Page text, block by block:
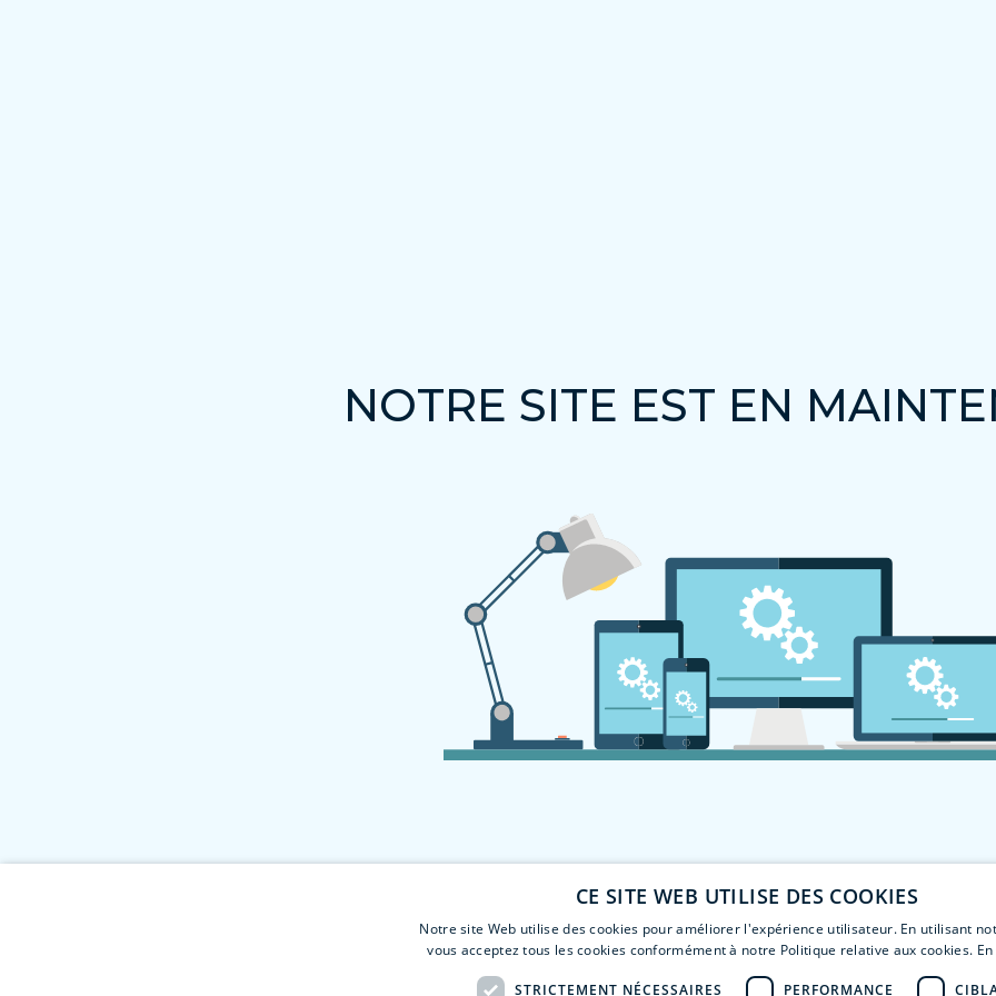
NOTRE SITE EST EN
CE SITE WEB UTILISE DES COOKIES
Notre site Web utilise des cookies pour améliorer l'expérience utilisateur. En utilisant
vous acceptez tous les cookies conformément à notre Politique relative aux cookies.
STRICTEMENT NÉCESSAIRES PERFORMANCE